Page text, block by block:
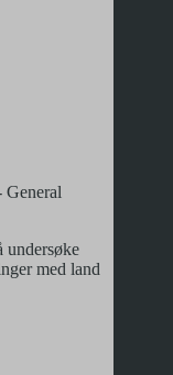
General
undersøke
med land